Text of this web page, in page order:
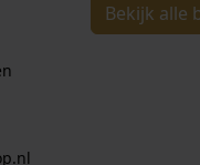
Bekijk alle